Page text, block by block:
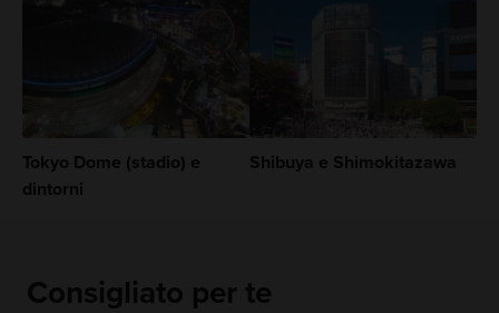
Tokyo Dome (stadio) e
dintorni
Shibuya e Shimokitazawa
Consigliato per te